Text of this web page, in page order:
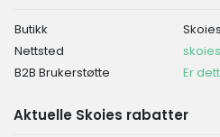
Butikk
Skoies
Nettsted
B2B Brukerstøtte
Er
Aktuelle Skoies rabatter